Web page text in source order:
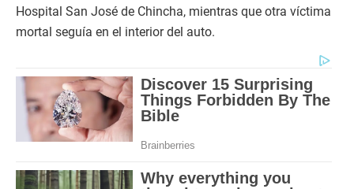
Hospital San José de Chincha, mientras que otra víctima
mortal seguía en el interior del auto.